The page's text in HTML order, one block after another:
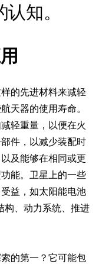
知。
的先进材料来减轻
天器的使用寿命。
轻重量，以便在火
件，以减少装配时
及能够在相同或更
能。卫星上的一些
益，如太阳能电池
构、动力系统、推进
的第一？它可能包